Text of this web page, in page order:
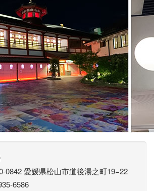
0842 愛媛県松山市道後湯之町19−22
6586